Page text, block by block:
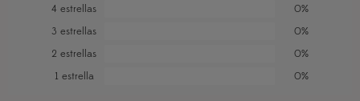
4 estrellas
0%
3 estrellas
0%
2 estrellas
0%
1 estrella
0%